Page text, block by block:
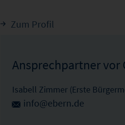
Zum Profil
Ansprechpartner vor
Isabell Zimmer (Erste
info@ebern.de